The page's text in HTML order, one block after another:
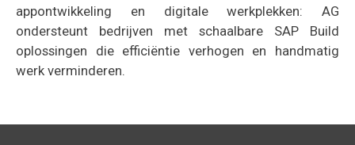
appontwikkeling en digitale werkplekken: AG
ondersteunt bedrijven met schaalbare SAP Build
oplossingen die efficiëntie verhogen en handmatig
werk verminderen.